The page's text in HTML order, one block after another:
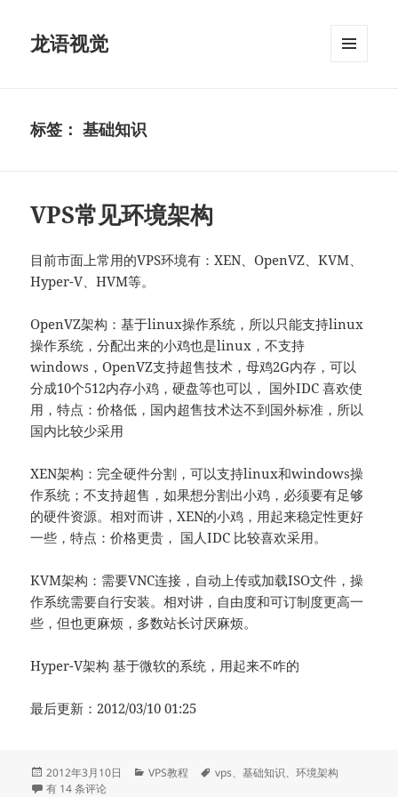
龙语视觉
标签：基础知识
VPS常见环境架构
目前市面上常用的VPS环境有：XEN、OpenVZ、KVM、
Hyper-V、HVM等。
OpenVZ架构：基于linux操作系统，所以只能支持linux
操作系统，分配出来的小鸡也是linux，不支持
windows，OpenVZ支持超售技术，母鸡2G内存，可以
分成10个512内存小鸡，硬盘等也可以， 国外IDC 喜欢使
用，特点：价格低，国内超售技术达不到国外标准，所以
国内比较少采用
XEN架构：完全硬件分割，可以支持linux和windows操
作系统；不支持超售，如果想分割出小鸡，必须要有足够
的硬件资源。相对而讲，XEN的小鸡，用起来稳定性更好
一些，特点：价格更贵， 国人IDC 比较喜欢采用。
KVM架构：需要VNC连接，自动上传或加载ISO文件，操
作系统需要自行安装。相对讲，自由度和可订制度更高一
些，但也更麻烦，多数站长讨厌麻烦。
Hyper-V架构 基于微软的系统，用起来不咋的
最后更新：2012/03/10 01:25
发
布
2012年3月10日
分
VPS教程
标
vps、基础知识、环境架构
VPS常见环境架构
有 14 条评论